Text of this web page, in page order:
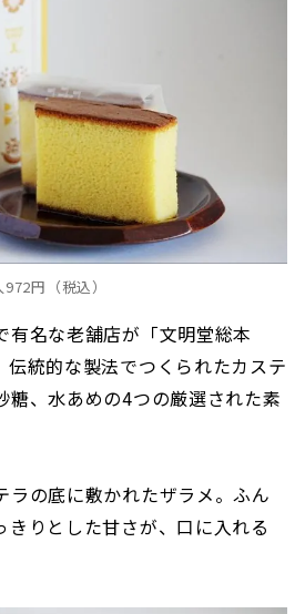
円（税込）
有名な老舗店が「文明堂総本
伝統的な製法でつくられたカステ
糖、水あめの4つの厳選された素
ラの底に敷かれたザラメ。ふん
きりとした甘さが、口に入れる